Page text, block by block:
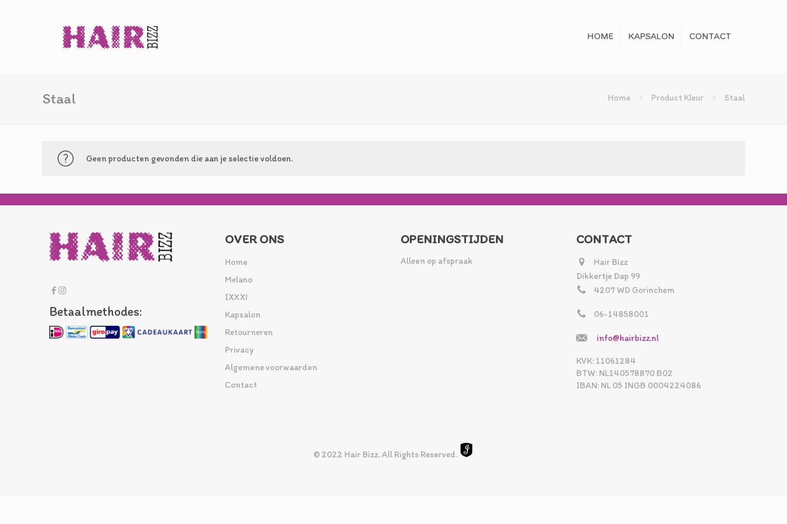
HOME KAPSALON CONTACT
Staal Home Product Kleur Staal
Geen producten gevonden die aan je selectie voldoen.
Betaalmethodes:
OVER ONS
Home
Melano
IXXXI
Kapsalon
Retourneren
Privacy
Algemene voorwaarden
Contact
OPENINGSTIJDEN
Alleen op afspraak
CONTACT
Hair Bizz
Dikkertje Dap 99
4207 WD Gorinchem
06-14858001
info@hairbizz.nl
KVK: 11061284
BTW: NL140578870 B02
IBAN: NL 05 INGB 0004224086
© 2022 Hair Bizz. All Rights Reserved.